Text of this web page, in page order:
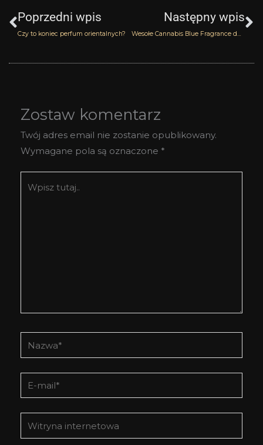
Poprzedni wpis
Czy to koniec perfum orientalnych?
Następny wpis
Wesołe Cannabis Blue Fragrance du Bois
Zostaw komentarz
Twój adres email nie zostanie opublikowany.
Wymagane pola są oznaczone *
tutaj..
Nazwa*
E-
mail*
Witryna
internetowa